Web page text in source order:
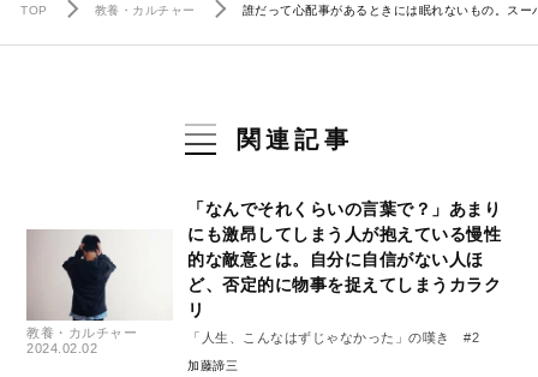
TOP 教養・カルチャー 誰だって心配事があるときには眠れないもの。ス
関連記事
教養・カルチャー
2024.02.02
「なんでそれくらいの言葉で？」あまり
にも激昂してしまう人が抱えている慢性
的な敵意とは。自分に自信がない人ほ
ど、否定的に物事を捉えてしまうカラク
リ
「人生、こんなはずじゃなかった」の嘆き #2
加藤諦三